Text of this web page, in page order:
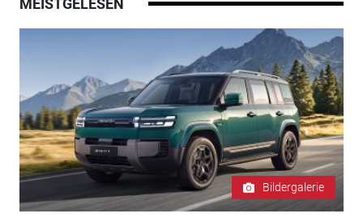
MEISTGELESEN
Bildergalerie